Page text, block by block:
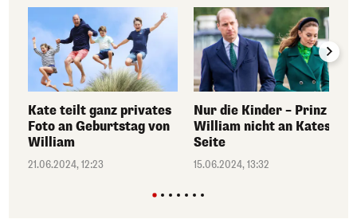
Kate teilt ganz privates
Foto an Geburtstag von
William
21.06.2024, 12:23
Nur die Kinder – Prinz
William nicht an Kates
Seite
15.06.2024, 13:32